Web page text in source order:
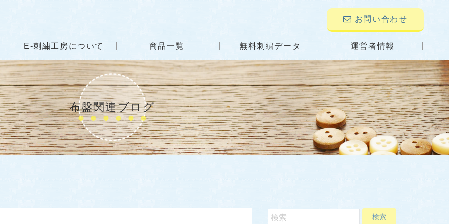
お問い合わせ
E-刺繍工房について 商品一覧 無料刺繍データ 運営者情報
布盤関連ブログ